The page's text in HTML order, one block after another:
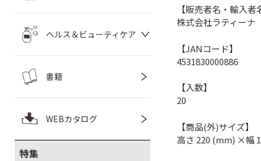
ヘルス＆ビューティケア
書籍
WEBカタログ
特集
【販売者名・輸入者
株式会社ラティーナ
【JANコード】
4531830000886
【入数】
20
【商品(外)サイズ】
高さ 220 (mm) ×幅